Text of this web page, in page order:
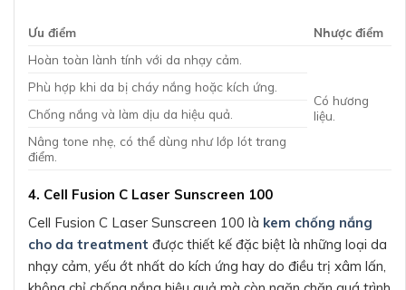
Ưu điểm
Nhược điểm
Hoàn toàn lành tính với da nhạy cảm.
Có hương
liệu.
Phù hợp khi da bị cháy nắng hoặc kích ứng.
Chống nắng và làm dịu da hiệu quả.
Nâng tone nhẹ, có thể dùng như lớp lót trang
điểm.
4. Cell Fusion C Laser Sunscreen 100
Cell Fusion C Laser Sunscreen 100 là kem chống nắng
cho da treatment được thiết kế đặc biệt là những loại da
nhạy cảm, yếu ớt nhất do kích ứng hay do điều trị xâm lấn,